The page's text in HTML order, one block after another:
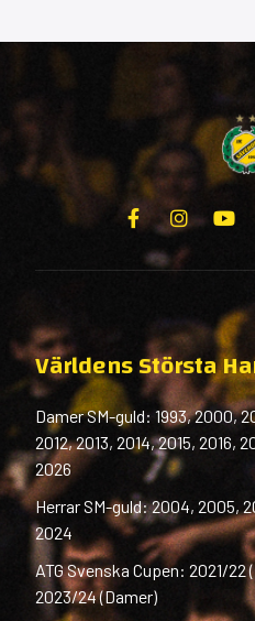
Världens Största
Damer SM-guld: 1993, 2000,
2012, 2013, 2014, 2015, 2016,
2026
Herrar SM-guld: 2004, 2005,
2024
ATG Svenska Cupen: 2021/22
2023/24 (Damer)